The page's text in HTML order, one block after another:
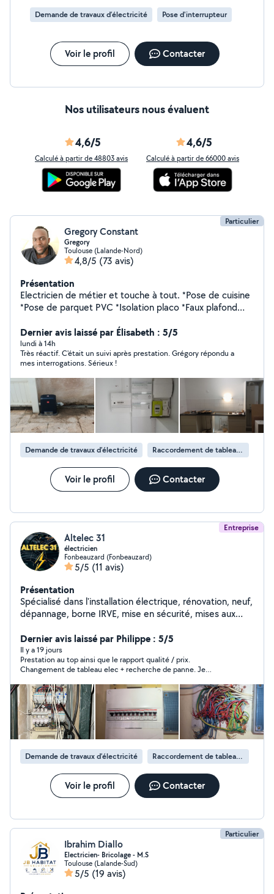
Demande de travaux d’électricité Pose d'interrupteur
Voir le profil Contacter
Nos utilisateurs nous évaluent
4,6/5
Calculé à partir de 48803 avis
4,6/5
Calculé à partir de 66000 avis
Particulier
Gregory Constant
Gregory
Toulouse (Lalande-Nord)
4,8/5 (73 avis)
Présentation
Electricien de métier et touche à tout. *Pose de cuisine
*Pose de parquet PVC *Isolation placo *Faux plafond
*Réparation vélo
Dernier avis laissé par Élisabeth : 5/5
lundi à 14h
Très réactif. C'était un suivi après prestation. Grégory répondu a
mes interrogations. Sérieux !
Demande de travaux d’électricité Raccordement de tableau électrique
Voir le profil Contacter
Entreprise
Altelec 31
électricien
Fonbeauzard (Fonbeauzard)
5/5 (11 avis)
Présentation
Spécialisé dans l'installation électrique, rénovation, neuf,
dépannage, borne IRVE, mise en sécurité, mises aux
ans sur le terrain. N'hésitez a me contacter pour un
devis, chantier ou diagnostic dans le cadre de
l'électricité. Assurance, habilitations et qualifications a
jour.
Dernier avis laissé par Philippe : 5/5
Il y a 19 jours
Prestation au top ainsi que le rapport qualité / prix.
Changement de tableau elec + recherche de panne. Je
le soin apporté.
Demande de travaux d’électricité Raccordement de tableau électrique
Voir le profil Contacter
Particulier
Ibrahim Diallo
Electricien- Bricolage - M.S
Toulouse (Lalande-Sud)
5/5 (19 avis)